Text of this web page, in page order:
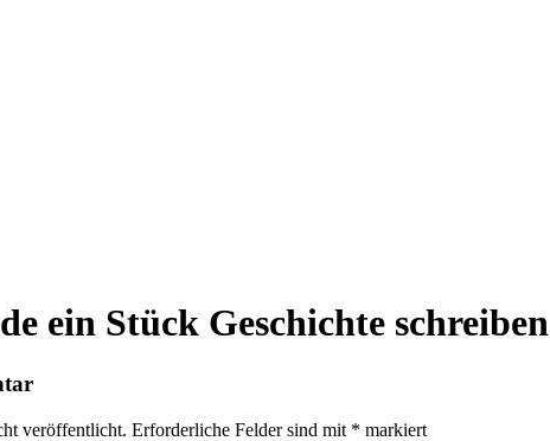
ein Stück Geschichte schreiben
veröffentlicht. Erforderliche Felder sind mit * markiert